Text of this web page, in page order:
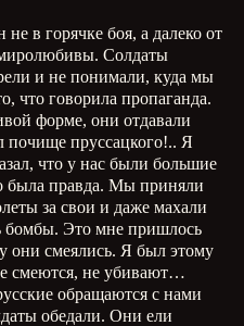
в горячке боя, а далеко от
Солдаты
и не понимали, куда мы
что говорила пропаганда.
форме, они отдавали
почище пруссацкого!.. Я
что у нас были большие
была правда. Мы приняли
за свои и даже махали
бомбы. Это мне пришлось
они смеялись. Я был этому
смеются, не убивают…
обращаются с нами
обедали. Они ели